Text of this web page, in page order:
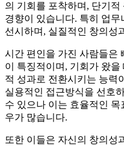
의 기회를 포착하며, 단기
경향이 있습니다. 특히 업
선시하며, 실질적인 창의성
시간 편인을 가진 사람들은
이 특징적이며, 기회가 왔
적 성과로 전환시키는 능력
실용적인 접근방식을 선호
수 있으나 이는 효율적인
우가 많습니다.
또한 이들은 자신의 창의성